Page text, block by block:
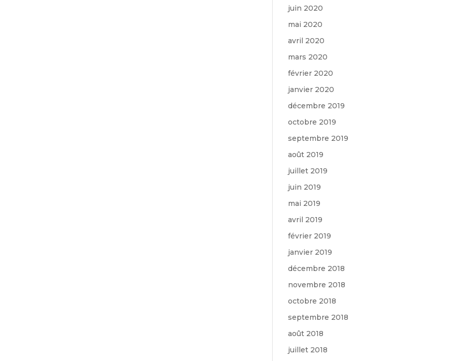
juin 2020
mai 2020
avril 2020
mars 2020
février 2020
janvier 2020
décembre 2019
octobre 2019
septembre 2019
août 2019
juillet 2019
juin 2019
mai 2019
avril 2019
février 2019
janvier 2019
décembre 2018
novembre 2018
octobre 2018
septembre 2018
août 2018
juillet 2018